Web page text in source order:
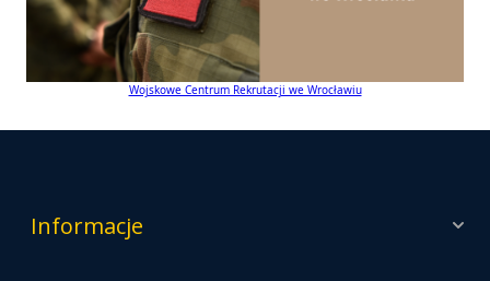
Wojskowe Centrum Rekrutacji we Wrocławiu
Informacje